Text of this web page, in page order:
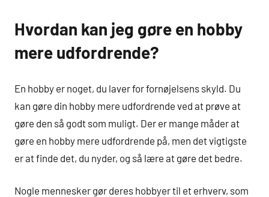
Hvordan kan jeg gøre en hobby
mere udfordrende?
En hobby er noget, du laver for fornøjelsens skyld. Du
kan gøre din hobby mere udfordrende ved at prøve at
gøre den så godt som muligt. Der er mange måder at
gøre en hobby mere udfordrende på, men det vigtigste
er at finde det, du nyder, og så lære at gøre det bedre.
Nogle mennesker gør deres hobbyer til et erhverv, som